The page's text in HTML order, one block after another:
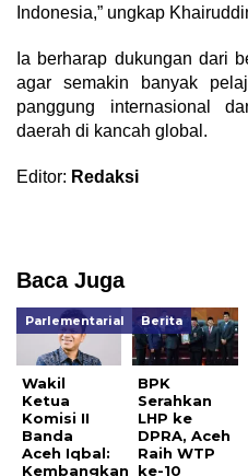
Indonesia,” ungkap
Ia berharap dukungan dari
agar semakin banyak
panggung internasional
daerah di kancah global.
Editor: Redaksi
Baca Juga
Parlementarial
Wakil
Ketua
Komisi II
Banda
Aceh Iqbal:
Kembangkan
Berita
BPK
Serahkan
LHP ke
DPRA, Aceh
Raih WTP
ke-10